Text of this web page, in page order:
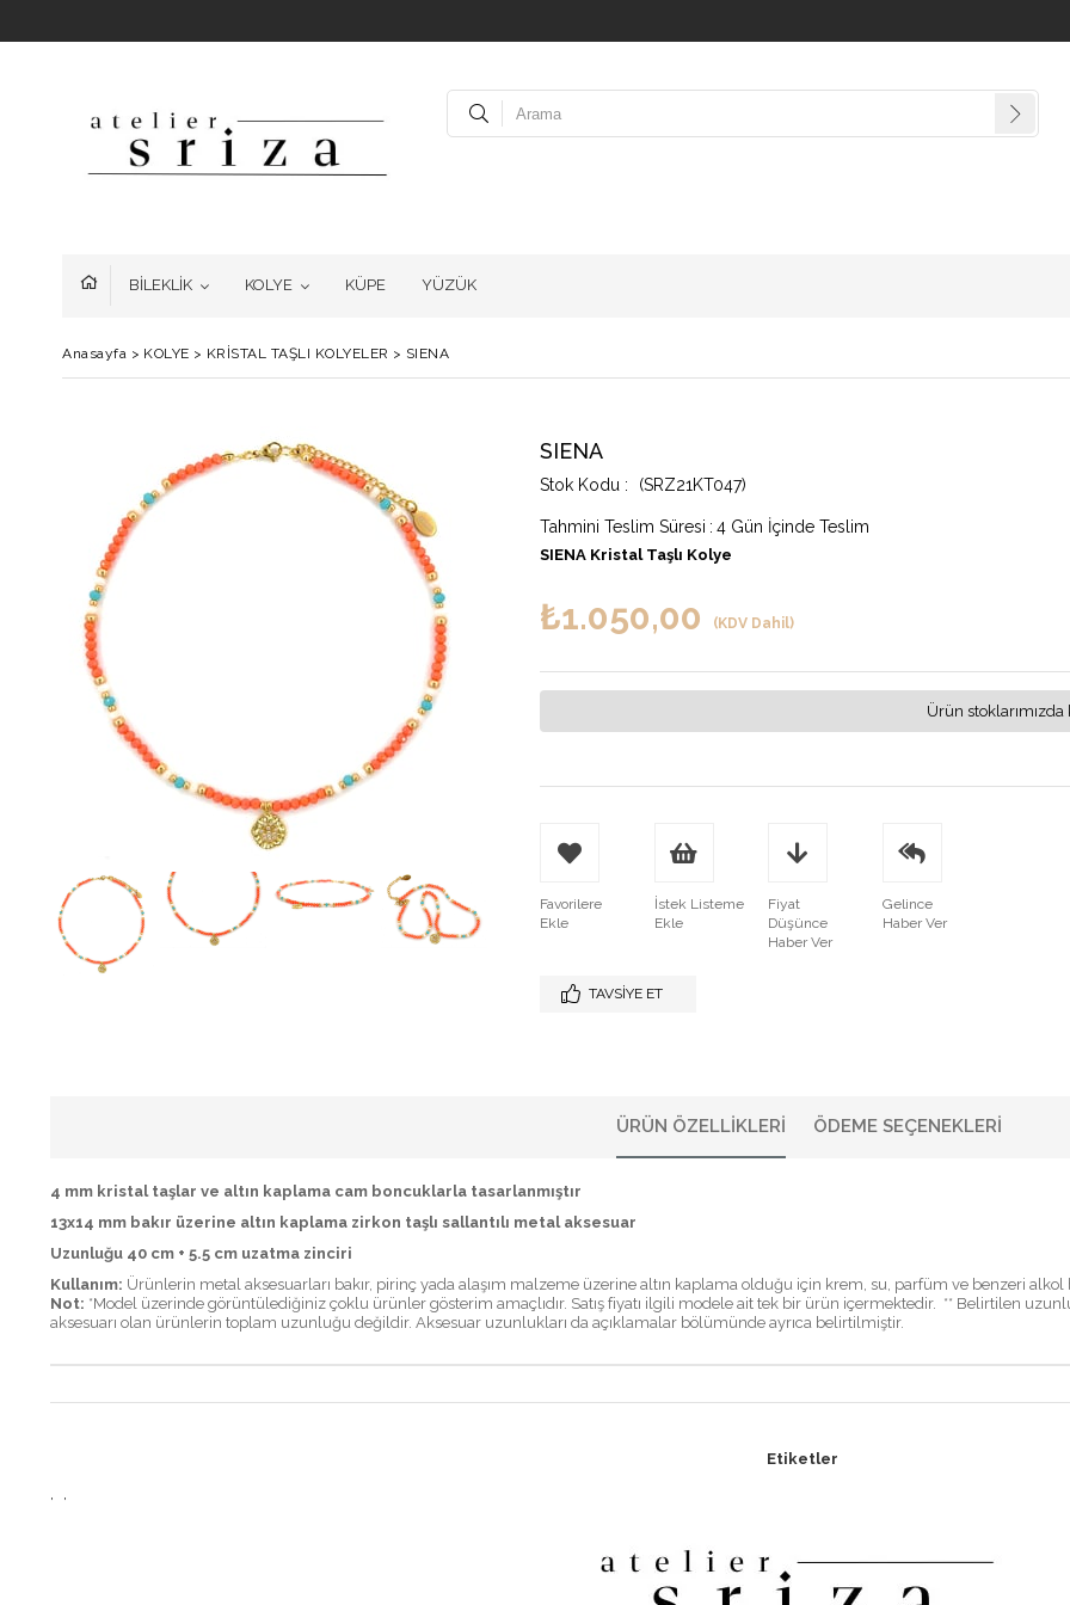
BİLEKLİK KOLYE KÜPE YÜZÜK
Anasayfa > KOLYE > KRİSTAL TAŞLI KOLYELER > SIENA
SIENA
(SRZ21KT047)
Tahmini Teslim Süresi : 4 Gün İçinde Teslim
SIENA Kristal Taşlı Kolye
₺1.050,00 (KDV Dahil)
Ürün stoklarımızda
Favorilere
Ekle
İstek Listeme
Ekle
Fiyat
Düşünce
Haber Ver
Gelince
Haber Ver
TAVSIYE ET
ÜRÜN ÖZELLIKLERI ÖDEME SEÇENEKLERI
4 mm kristal taşlar ve altın kaplama cam boncuklarla tasarlanmıştır
13x14 mm bakır üzerine altın kaplama zirkon taşlı sallantılı metal aksesuar
Uzunluğu 40 cm + 5.5 cm uzatma zinciri
Kullanım: Ürünlerin metal aksesuarları bakır, pirinç yada alaşım malzeme üzerine altın kaplama olduğu için krem, su, parfüm ve benzeri alkol
Not: *Model üzerinde görüntülediğiniz çoklu ürünler gösterim amaçlıdır. Satış fiyatı ilgili modele ait tek bir ürün içermektedir. ** Belirtilen
aksesuarı olan ürünlerin toplam uzunluğu değildir. Aksesuar uzunlukları da açıklamalar bölümünde ayrıca belirtilmiştir.
Etiketler
,
,